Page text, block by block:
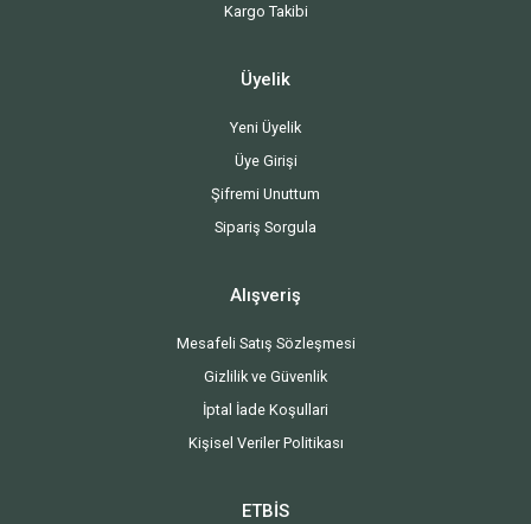
Kargo Takibi
Üyelik
Yeni Üyelik
Üye Girişi
Şifremi Unuttum
Sipariş Sorgula
Alışveriş
Mesafeli Satış Sözleşmesi
Gizlilik ve Güvenlik
İptal İade Koşullari
Kişisel Veriler Politikası
ETBİS